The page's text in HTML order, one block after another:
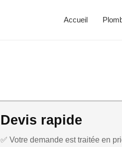
Accueil
Devis rapide
✅ Votre demande est traitée en